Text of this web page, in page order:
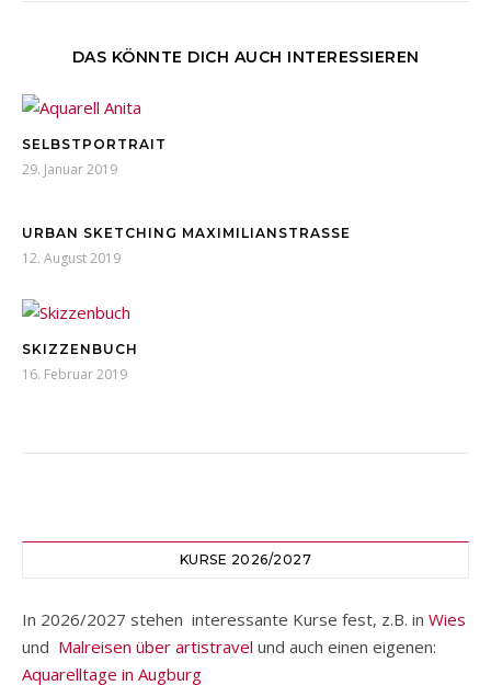
DAS KÖNNTE DICH AUCH INTERESSIEREN
SELBSTPORTRAIT
29. Januar 2019
URBAN SKETCHING MAXIMILIANSTRASSE
12. August 2019
SKIZZENBUCH
16. Februar 2019
KURSE 2026/2027
In 2026/2027 stehen interessante Kurse fest, z.B. in Wies
und Malreisen über artistravel und auch einen eigenen:
Aquarelltage in Augburg